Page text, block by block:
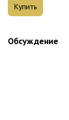
Купить
Обсуждение